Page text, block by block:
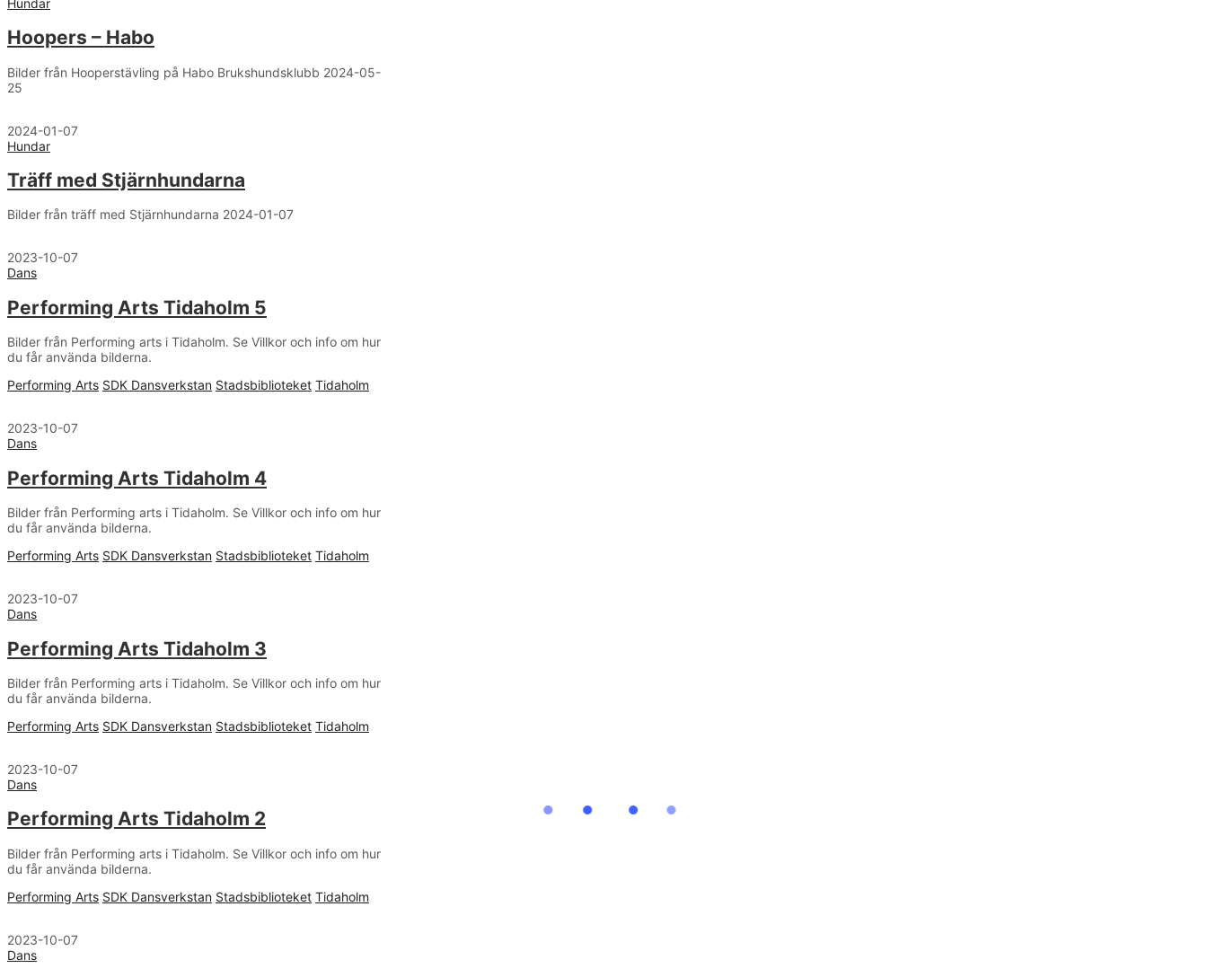
Hoopers – Habo
Bilder från Hooperstävling på Habo Brukshundsklubb 2024-05-
25
2024-01-07
Hundar
Träff med Stjärnhundarna
Bilder från träff med Stjärnhundarna 2024-01-07
2023-10-07
Dans
Performing Arts Tidaholm 5
Bilder från Performing arts i Tidaholm. Se Villkor och info om hur
du får använda bilderna.
Performing Arts SDK Dansverkstan Stadsbiblioteket Tidaholm
2023-10-07
Dans
Performing Arts Tidaholm 4
Bilder från Performing arts i Tidaholm. Se Villkor och info om hur
du får använda bilderna.
Performing Arts SDK Dansverkstan Stadsbiblioteket Tidaholm
2023-10-07
Dans
Performing Arts Tidaholm 3
Bilder från Performing arts i Tidaholm. Se Villkor och info om hur
du får använda bilderna.
Performing Arts SDK Dansverkstan Stadsbiblioteket Tidaholm
2023-10-07
Dans
Performing Arts Tidaholm 2
Bilder från Performing arts i Tidaholm. Se Villkor och info om hur
du får använda bilderna.
Performing Arts SDK Dansverkstan Stadsbiblioteket Tidaholm
2023-10-07
Dans